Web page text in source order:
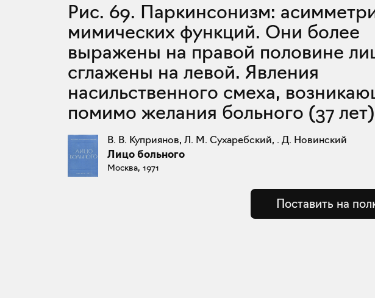
Рис. 69. Паркинсонизм: асимметрия
мимических функций. Они более
выражены на правой половине
сглажены на левой. Явления
насильственного смеха,
помимо желания больного (37
В. В. Куприянов, Л. М. Сухаребский, . Д. Новинский
Лицо больного
Москва, 1971
Поставить на